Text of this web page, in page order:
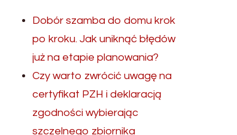
Dobór szamba do domu krok
po kroku. Jak uniknąć błędów
już na etapie planowania?
Czy warto zwrócić uwagę na
certyfikat PZH i deklaracją
zgodności wybierając
szczelnego zbiornika